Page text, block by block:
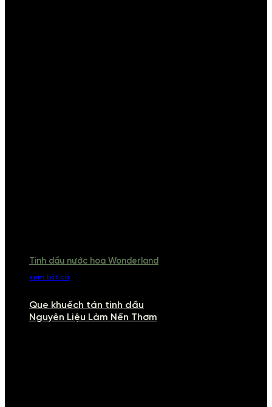
Tinh dầu nước hoa Wonderland
xem tất cả
Que khuếch tán tinh dầu
Nguyên Liệu Làm Nến Thơm